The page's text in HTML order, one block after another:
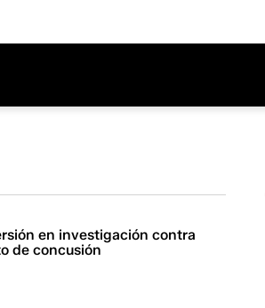
en investigación contra
de concusión